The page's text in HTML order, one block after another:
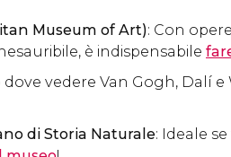
Museum of Art): Con
è indispensabile
vedere Van Gogh, Dalí
di Storia Naturale: Ideale